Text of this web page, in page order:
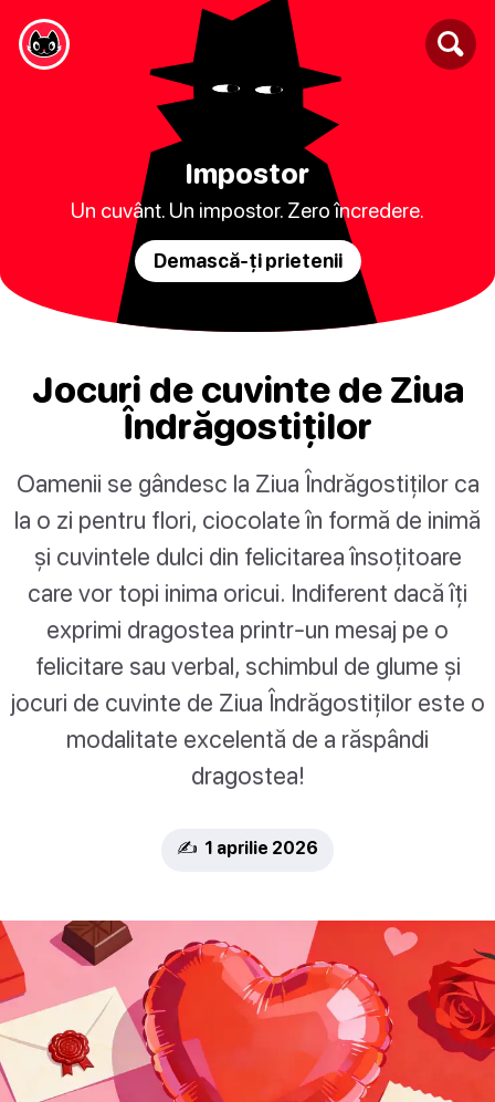
Impostor
Un cuvânt. Un impostor. Zero încredere.
Demască-ți prietenii
Jocuri de cuvinte de Ziua
Îndrăgostiților
Oamenii se gândesc la Ziua Îndrăgostiților ca
la o zi pentru flori, ciocolate în formă de inimă
și cuvintele dulci din felicitarea însoțitoare
care vor topi inima oricui. Indiferent dacă îți
exprimi dragostea printr-un mesaj pe o
felicitare sau verbal, schimbul de glume și
jocuri de cuvinte de Ziua Îndrăgostiților este o
modalitate excelentă de a răspândi
dragostea!
✍️ 1 aprilie 2026